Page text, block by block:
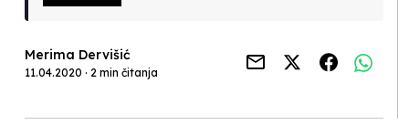
Merima Dervišić
11.04.2020 · 2 min čitanja